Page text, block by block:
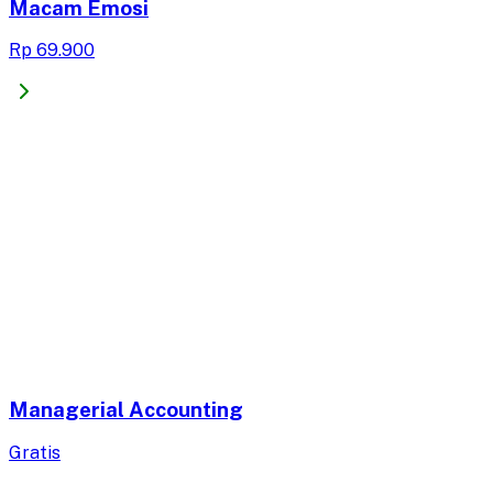
Macam Emosi
Rp 69.900
Managerial Accounting
Gratis